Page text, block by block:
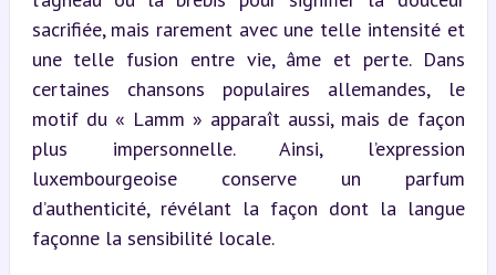
sacrifiée, mais rarement avec une telle intensité et
une telle fusion entre vie, âme et perte. Dans
certaines chansons populaires allemandes, le
motif du « Lamm » apparaît aussi, mais de façon
plus impersonnelle. Ainsi, l’expression
luxembourgeoise conserve un parfum
d’authenticité, révélant la façon dont la langue
façonne la sensibilité locale.